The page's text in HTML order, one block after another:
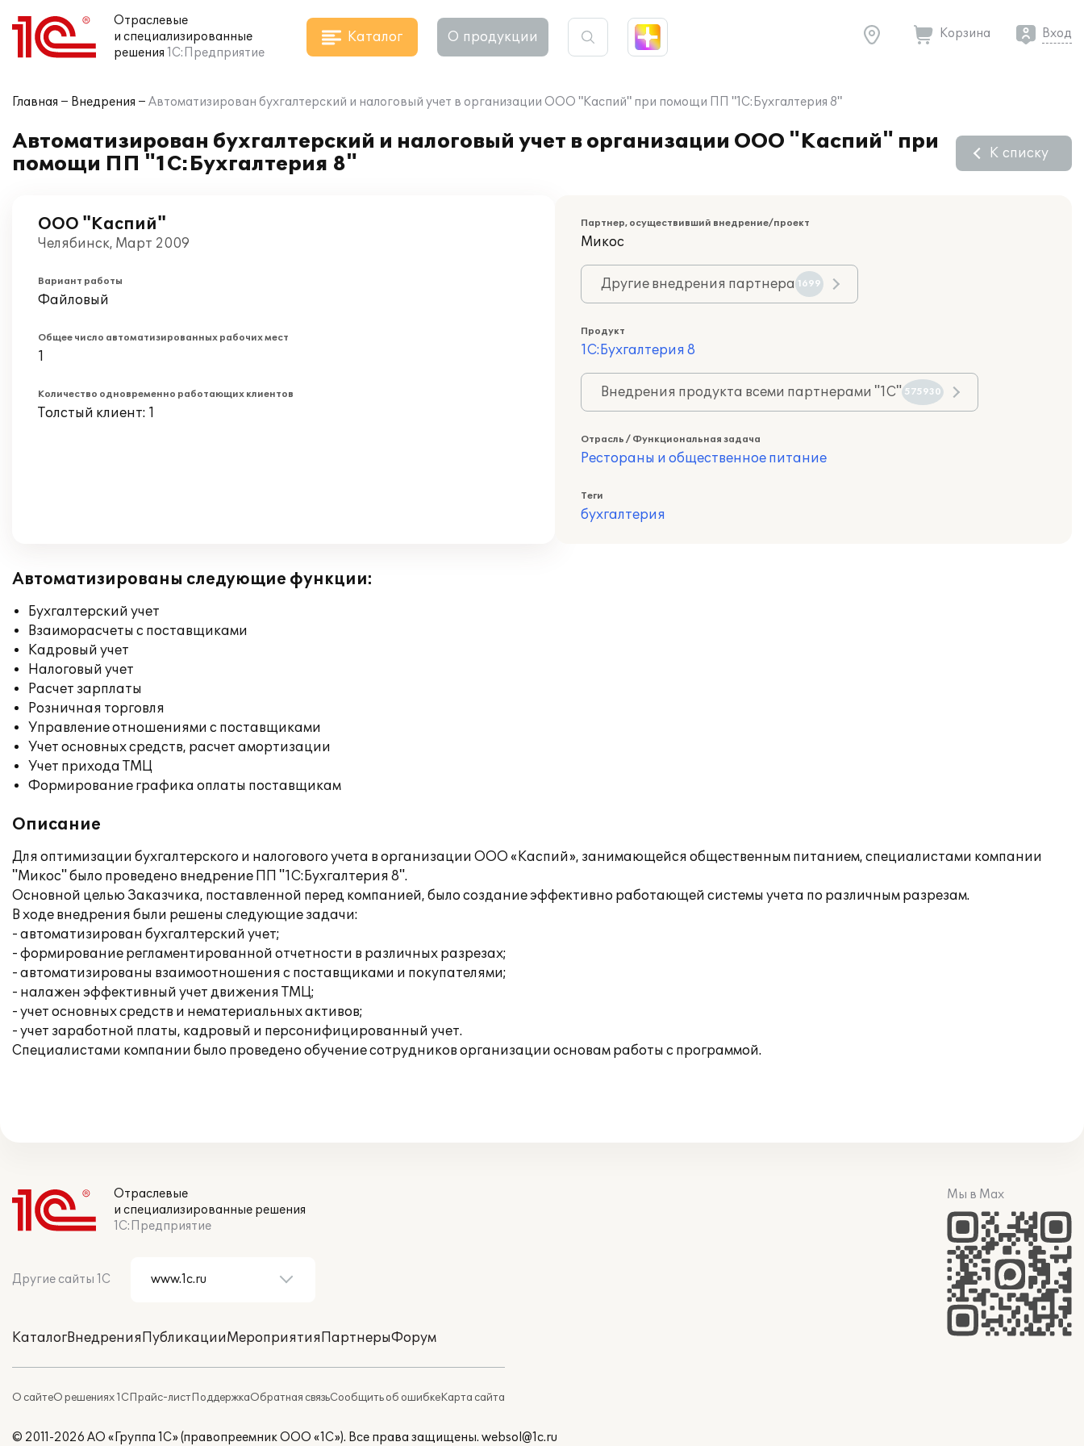
Отраслевые
и специализированные
решения 1С:Предприятие
Каталог О продукции Корзина Вход
Главная Внедрения Автоматизирован бухгалтерский и налоговый учет в организации ООО "Каспий" при помощи ПП "1С:Бухгалтерия 8"
Автоматизирован бухгалтерский и налоговый учет в организации ООО "Каспий" при
помощи ПП "1С:Бухгалтерия 8"
К списку
ООО "Каспий"
Челябинск, Март 2009
Вариант работы
Файловый
Общее число автоматизированных рабочих мест
1
Количество одновременно работающих клиентов
Толстый клиент: 1
Партнер, осуществивший внедрение/проект
Микос
Другие внедрения партнера 1699
Продукт
1С:Бухгалтерия 8
Внедрения продукта всеми партнерами "1С" 575930
Отрасль / Функциональная задача
Рестораны и общественное питание
Теги
бухгалтерия
Автоматизированы следующие функции:
Бухгалтерский учет
Взаиморасчеты с поставщиками
Кадровый учет
Налоговый учет
Расчет зарплаты
Розничная торговля
Управление отношениями с поставщиками
Учет основных средств, расчет амортизации
Учет прихода ТМЦ
Формирование графика оплаты поставщикам
Описание
Для оптимизации бухгалтерского и налогового учета в организации ООО «Каспий», занимающейся общественным питанием, специалистами компании
"Микос" было проведено внедрение ПП "1С:Бухгалтерия 8".
Основной целью Заказчика, поставленной перед компанией, было создание эффективно работающей системы учета по различным разрезам.
В ходе внедрения были решены следующие задачи:
- автоматизирован бухгалтерский учет;
- формирование регламентированной отчетности в различных разрезах;
- автоматизированы взаимоотношения с поставщиками и покупателями;
- налажен эффективный учет движения ТМЦ;
- учет основных средств и нематериальных активов;
- учет заработной платы, кадровый и персонифицированный учет.
Специалистами компании было проведено обучение сотрудников организации основам работы с программой.
Отраслевые
и специализированные решения
1С:Предприятие
Другие сайты 1С
КаталогВнедренияПубликацииМероприятияПартнерыФорум
О сайтеО решениях 1СПрайс-листПоддержкаОбратная связьСообщить об ошибкеКарта сайта
Мы в Max
© 2011-2026 АО «Группа 1С» (правопреемник ООО «1С»). Все права защищены. websol@1c.ru